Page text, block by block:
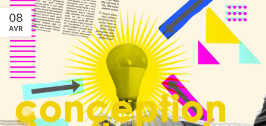
08
AVR